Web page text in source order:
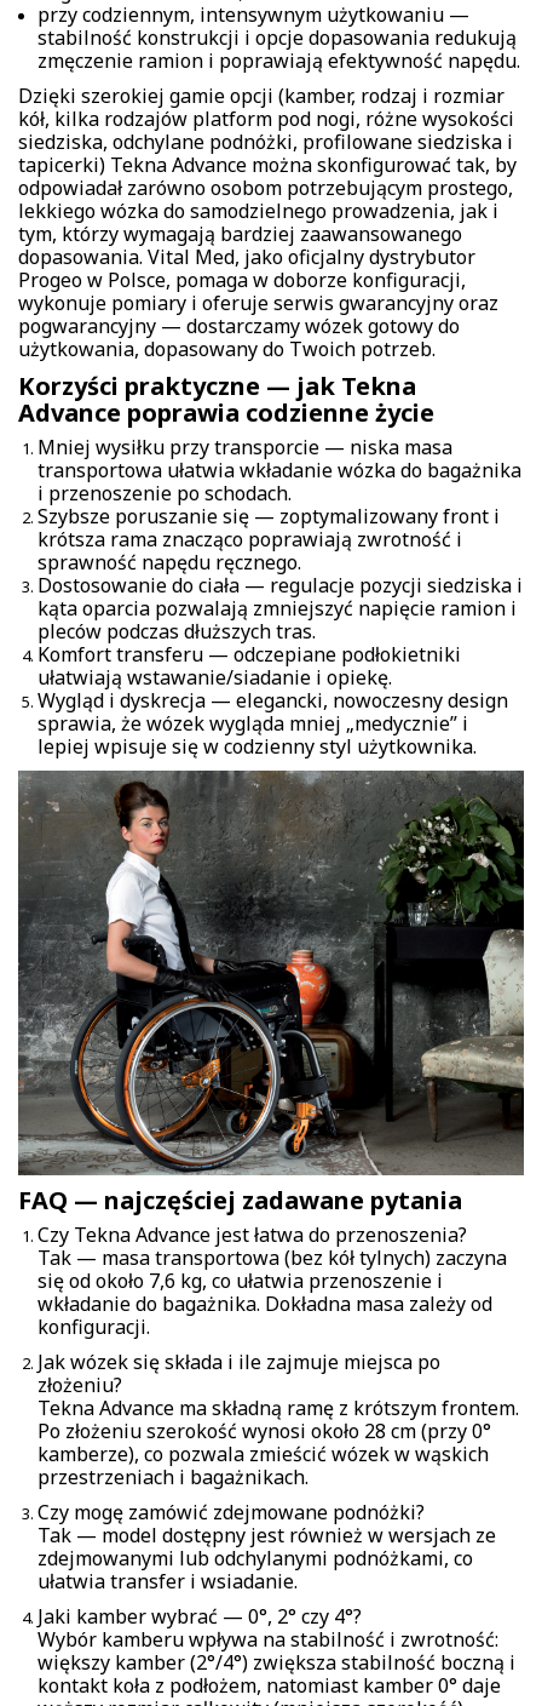
przy codziennym, intensywnym użytkowaniu —
stabilność konstrukcji i opcje dopasowania redukują
zmęczenie ramion i poprawiają efektywność napędu.
Dzięki szerokiej gamie opcji (kamber, rodzaj i rozmiar
kół, kilka rodzajów platform pod nogi, różne wysokości
siedziska, odchylane podnóżki, profilowane siedziska i
tapicerki) Tekna Advance można skonfigurować tak, by
odpowiadał zarówno osobom potrzebującym prostego,
lekkiego wózka do samodzielnego prowadzenia, jak i
tym, którzy wymagają bardziej zaawansowanego
dopasowania. Vital Med, jako oficjalny dystrybutor
Progeo w Polsce, pomaga w doborze konfiguracji,
wykonuje pomiary i oferuje serwis gwarancyjny oraz
pogwarancyjny — dostarczamy wózek gotowy do
użytkowania, dopasowany do Twoich potrzeb.
Korzyści praktyczne — jak Tekna
Advance poprawia codzienne życie
Mniej wysiłku przy transporcie — niska masa
transportowa ułatwia wkładanie wózka do bagażnika
i przenoszenie po schodach.
Szybsze poruszanie się — zoptymalizowany front i
krótsza rama znacząco poprawiają zwrotność i
sprawność napędu ręcznego.
Dostosowanie do ciała — regulacje pozycji siedziska i
kąta oparcia pozwalają zmniejszyć napięcie ramion i
pleców podczas dłuższych tras.
Komfort transferu — odczepiane podłokietniki
ułatwiają wstawanie/siadanie i opiekę.
Wygląd i dyskrecja — elegancki, nowoczesny design
sprawia, że wózek wygląda mniej „medycznie” i
lepiej wpisuje się w codzienny styl użytkownika.
FAQ — najczęściej zadawane pytania
Czy Tekna Advance jest łatwa do przenoszenia?
Tak — masa transportowa (bez kół tylnych) zaczyna
się od około 7,6 kg, co ułatwia przenoszenie i
wkładanie do bagażnika. Dokładna masa zależy od
konfiguracji.
Jak wózek się składa i ile zajmuje miejsca po
złożeniu?
Tekna Advance ma składną ramę z krótszym frontem.
Po złożeniu szerokość wynosi około 28 cm (przy 0°
kamberze), co pozwala zmieścić wózek w wąskich
przestrzeniach i bagażnikach.
Czy mogę zamówić zdejmowane podnóżki?
Tak — model dostępny jest również w wersjach ze
zdejmowanymi lub odchylanymi podnóżkami, co
ułatwia transfer i wsiadanie.
Jaki kamber wybrać — 0°, 2° czy 4°?
Wybór kamberu wpływa na stabilność i zwrotność:
większy kamber (2°/4°) zwiększa stabilność boczną i
kontakt koła z podłożem, natomiast kamber 0° daje